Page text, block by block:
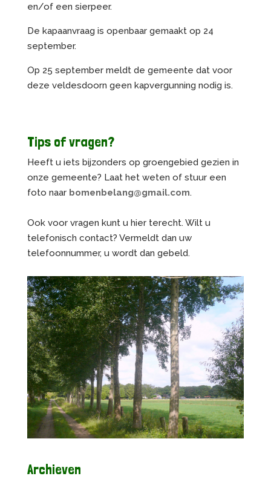
en/of een sierpeer.
De kapaanvraag is openbaar gemaakt op 24
september.
Op 25 september meldt de gemeente dat voor
deze veldesdoorn geen kapvergunning nodig is.
Tips of vragen?
Heeft u iets bijzonders op groengebied gezien in
onze gemeente? Laat het weten of stuur een
foto naar bomenbelang@gmail.com.
Ook voor vragen kunt u hier terecht. Wilt u
telefonisch contact? Vermeldt dan uw
telefoonnummer, u wordt dan gebeld.
Archieven